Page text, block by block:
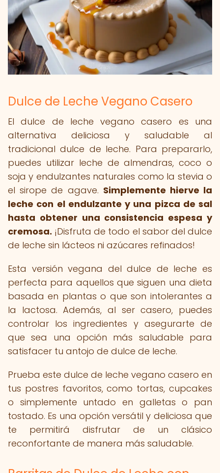
Dulce de Leche Vegano Casero
El dulce de leche vegano casero es una
alternativa deliciosa y saludable al
tradicional dulce de leche. Para prepararlo,
puedes utilizar leche de almendras, coco o
soja y endulzantes naturales como la stevia o
el sirope de agave. Simplemente hierve la
leche con el endulzante y una pizca de sal
hasta obtener una consistencia espesa y
cremosa. ¡Disfruta de todo el sabor del dulce
de leche sin lácteos ni azúcares refinados!
Esta versión vegana del dulce de leche es
perfecta para aquellos que siguen una dieta
basada en plantas o que son intolerantes a
la lactosa. Además, al ser casero, puedes
controlar los ingredientes y asegurarte de
que sea una opción más saludable para
satisfacer tu antojo de dulce de leche.
Prueba este dulce de leche vegano casero en
tus postres favoritos, como tortas, cupcakes
o simplemente untado en galletas o pan
tostado. Es una opción versátil y deliciosa que
te permitirá disfrutar de un clásico
reconfortante de manera más saludable.